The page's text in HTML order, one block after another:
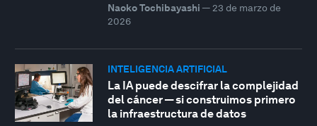
Naoko Tochibayashi — 23 de marzo de
2026
INTELIGENCIA ARTIFICIAL
La IA puede descifrar la complejidad
del cáncer — si construimos primero
la infraestructura de datos